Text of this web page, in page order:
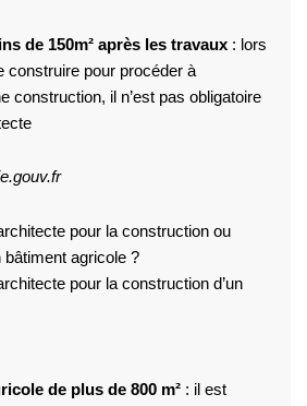
de 150m² après les travaux: lors
construire pour procéder à
construction, il n’est pas obligatoire
pour la construction ou
bâtiment agricole ?
pour la construction d’un
de plus de 800 m²: il est